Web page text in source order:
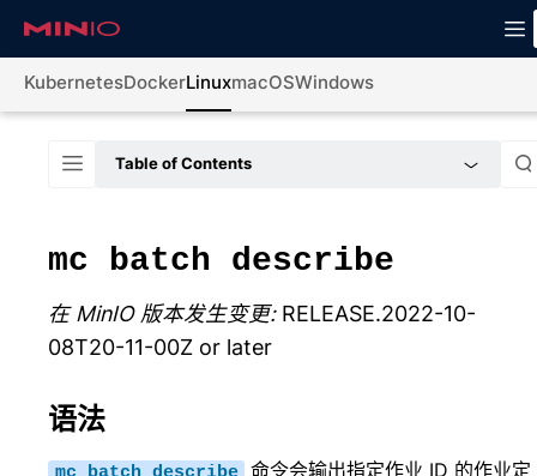
KubernetesDockerLinuxmacOSWindows
Table of Contents
mc batch describe
在 MinIO 版本发生变更: RELEASE.2022-10-
08T20-11-00Z or later
语法
命令会输出指定作业 ID 的作业定